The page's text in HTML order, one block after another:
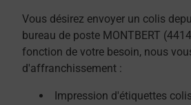
Vous désirez envoyer un colis
bureau de poste MONTBERT
fonction de votre besoin, nous
d'affranchissement :
Impression d'étiquettes